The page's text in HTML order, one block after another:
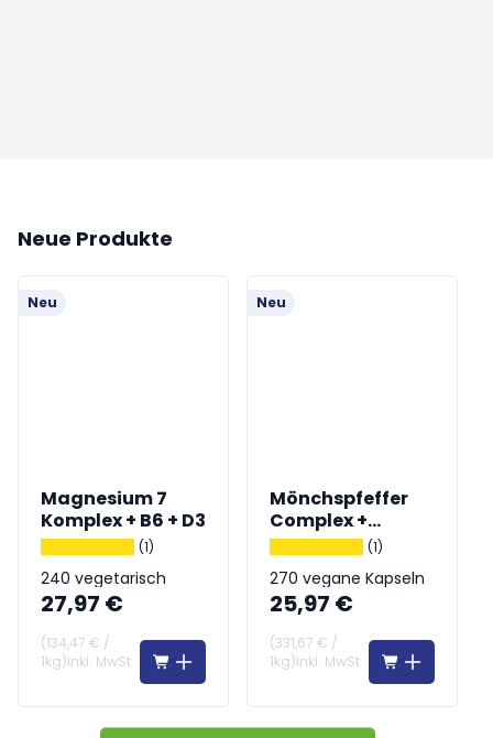
Neue Produkte
Neu
Magnesium 7
Komplex + B6 + D3
(1)
240 vegetarisch
Kapseln
27,97 €
(134,47 € /
1kg)inkl. MwSt
Neu
Mönchspfeffer
Complex +
Frauenmantel
(1)
270 vegane Kapseln
25,97 €
(331,67 € /
1kg)inkl. MwSt